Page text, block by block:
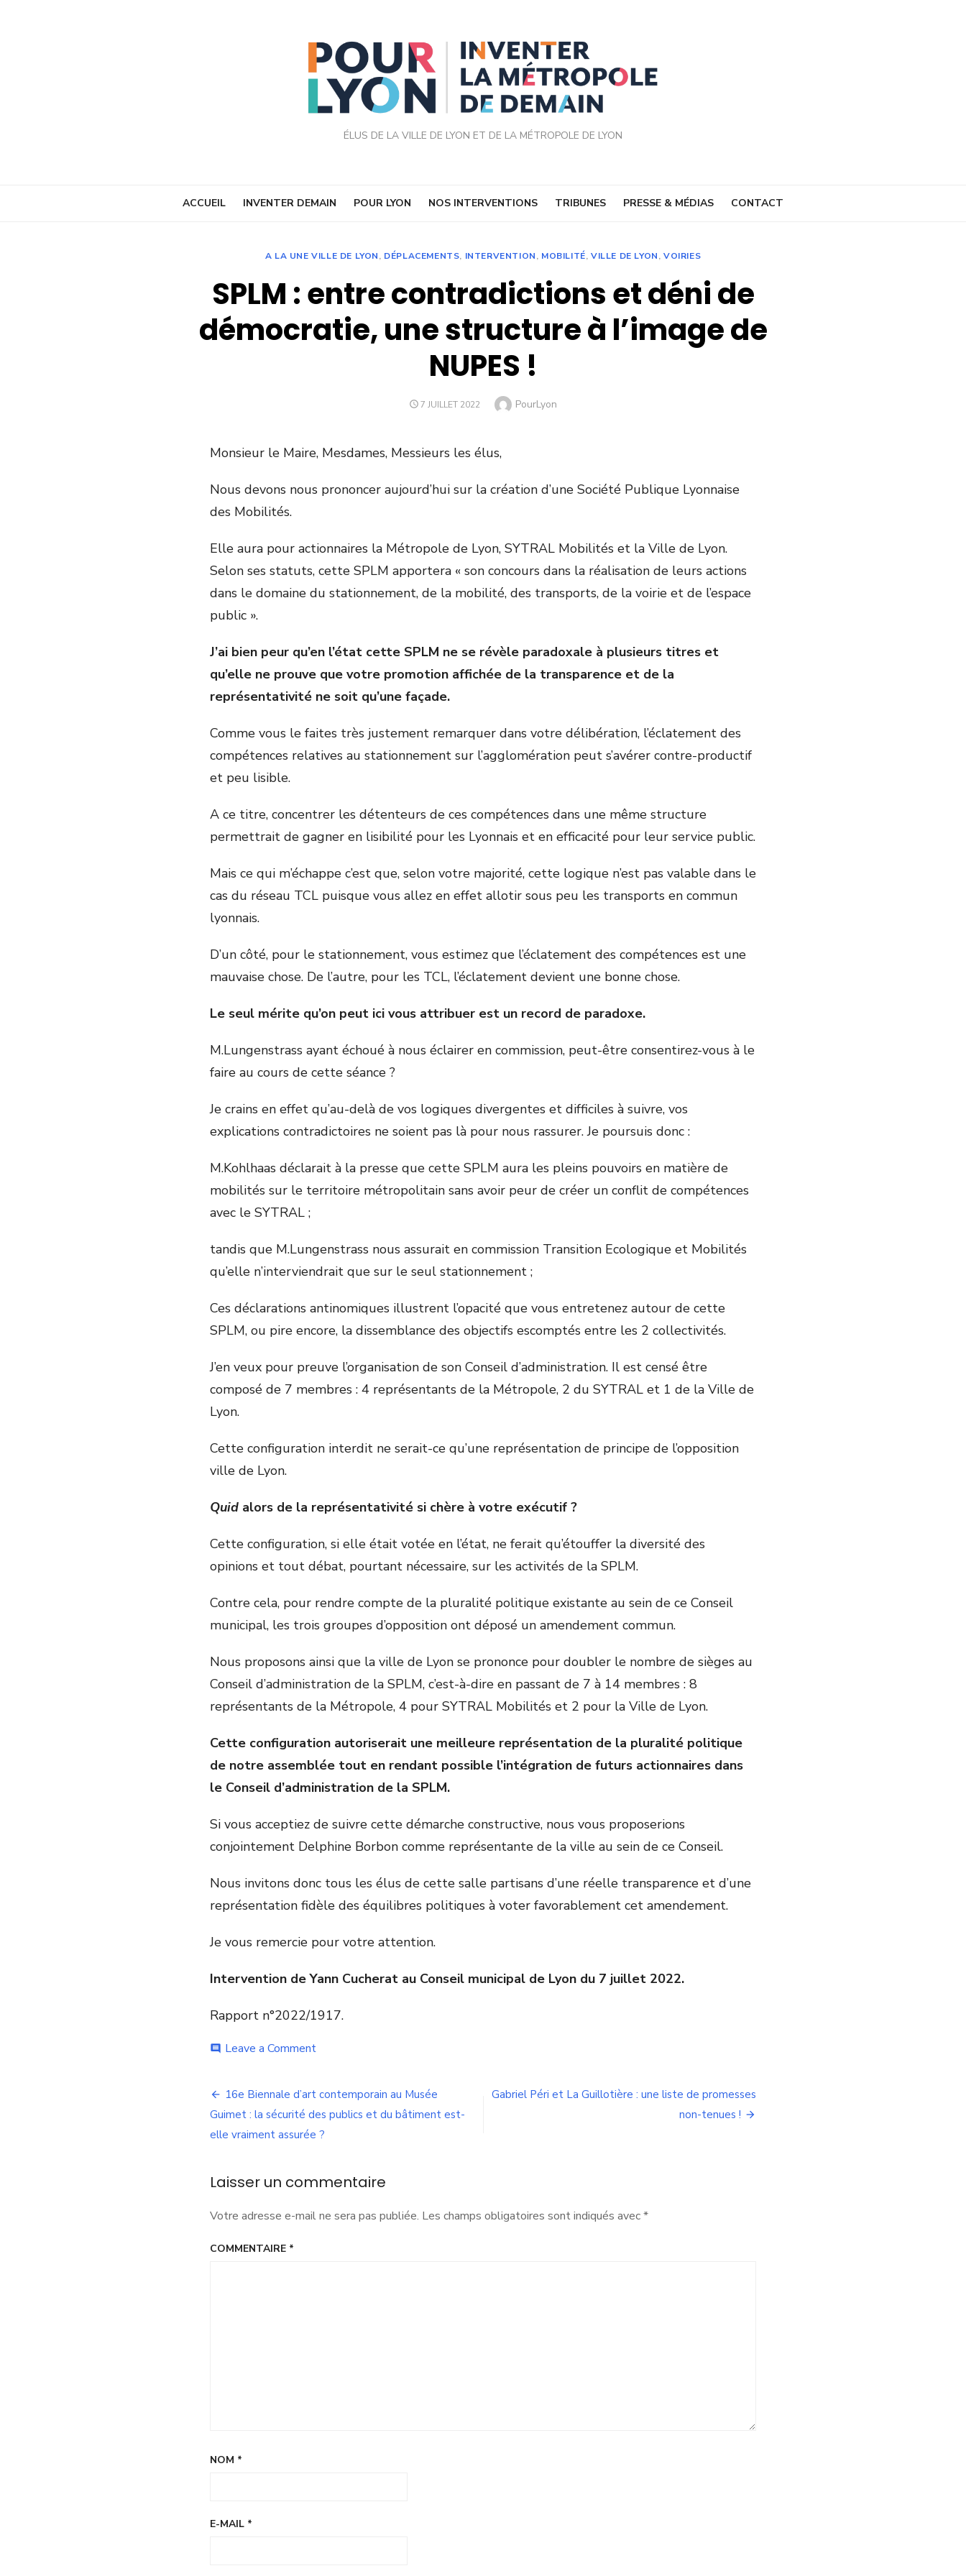
ÉLUS DE LA VILLE DE LYON ET DE LA MÉTROPOLE DE LYON
ACCUEIL INVENTER DEMAIN POUR LYON NOS INTERVENTIONS TRIBUNES PRESSE & MÉDIAS CONTACT
A LA UNE VILLE DE LYON, DÉPLACEMENTS, INTERVENTION, MOBILITÉ, VILLE DE LYON,VOIRIES
SPLM : entre contradictions et déni de
démocratie, une structure à l’image de
NUPES !
POSTED
7 JUILLET 2022 Author
PourLyon
Monsieur le Maire, Mesdames, Messieurs les élus,
Nous devons nous prononcer aujourd’hui sur la création d’une Société Publique Lyonnaise
des Mobilités.
Elle aura pour actionnaires la Métropole de Lyon, SYTRAL Mobilités et la Ville de Lyon.
Selon ses statuts, cette SPLM apportera « son concours dans la réalisation de leurs actions
dans le domaine du stationnement, de la mobilité, des transports, de la voirie et de l’espace
public ».
J’ai bien peur qu’en l’état cette SPLM ne se révèle paradoxale à plusieurs titres et
qu’elle ne prouve que votre promotion affichée de la transparence et de la
représentativité ne soit qu’une façade.
Comme vous le faites très justement remarquer dans votre délibération, l’éclatement des
compétences relatives au stationnement sur l’agglomération peut s’avérer contre-productif
et peu lisible.
A ce titre, concentrer les détenteurs de ces compétences dans une même structure
permettrait de gagner en lisibilité pour les Lyonnais et en efficacité pour leur service public.
Mais ce qui m’échappe c’est que, selon votre majorité, cette logique n’est pas valable dans le
cas du réseau TCL puisque vous allez en effet allotir sous peu les transports en commun
lyonnais.
D’un côté, pour le stationnement, vous estimez que l’éclatement des compétences est une
mauvaise chose. De l’autre, pour les TCL, l’éclatement devient une bonne chose.
Le seul mérite qu’on peut ici vous attribuer est un record de paradoxe.
M.Lungenstrass ayant échoué à nous éclairer en commission, peut-être consentirez-vous à le
faire au cours de cette séance ?
Je crains en effet qu’au-delà de vos logiques divergentes et difficiles à suivre, vos
explications contradictoires ne soient pas là pour nous rassurer. Je poursuis donc :
M.Kohlhaas déclarait à la presse que cette SPLM aura les pleins pouvoirs en matière de
mobilités sur le territoire métropolitain sans avoir peur de créer un conflit de compétences
avec le SYTRAL ;
tandis que M.Lungenstrass nous assurait en commission Transition Ecologique et Mobilités
qu’elle n’interviendrait que sur le seul stationnement ;
Ces déclarations antinomiques illustrent l’opacité que vous entretenez autour de cette
SPLM, ou pire encore, la dissemblance des objectifs escomptés entre les 2 collectivités.
J’en veux pour preuve l’organisation de son Conseil d’administration. Il est censé être
composé de 7 membres : 4 représentants de la Métropole, 2 du SYTRAL et 1 de la Ville de
Lyon.
Cette configuration interdit ne serait-ce qu’une représentation de principe de l’opposition
ville de Lyon.
Quid alors de la représentativité si chère à votre exécutif ?
Cette configuration, si elle était votée en l’état, ne ferait qu’étouffer la diversité des
opinions et tout débat, pourtant nécessaire, sur les activités de la SPLM.
Contre cela, pour rendre compte de la pluralité politique existante au sein de ce Conseil
municipal, les trois groupes d’opposition ont déposé un amendement commun.
Nous proposons ainsi que la ville de Lyon se prononce pour doubler le nombre de sièges au
Conseil d’administration de la SPLM, c’est-à-dire en passant de 7 à 14 membres : 8
représentants de la Métropole, 4 pour SYTRAL Mobilités et 2 pour la Ville de Lyon.
Cette configuration autoriserait une meilleure représentation de la pluralité politique
de notre assemblée tout en rendant possible l’intégration de futurs actionnaires dans
le Conseil d’administration de la SPLM.
Si vous acceptiez de suivre cette démarche constructive, nous vous proposerions
conjointement Delphine Borbon comme représentante de la ville au sein de ce Conseil.
Nous invitons donc tous les élus de cette salle partisans d’une réelle transparence et d’une
représentation fidèle des équilibres politiques à voter favorablement cet amendement.
Je vous remercie pour votre attention.
Intervention de Yann Cucherat au Conseil municipal de Lyon du 7 juillet 2022.
Rapport n°2022/1917.
comment Leave a Commenton
entre
contradictions
et
déni
une
structure
l’image
Navigation
de
l’article
16e Biennale d’art contemporain au Musée
Guimet : la sécurité des publics et du bâtiment est-
elle vraiment assurée ?
Gabriel Péri et La Guillotière : une liste de promesses
non-tenues !
Laisser un commentaire
Votre adresse e-mail ne sera pas publiée. Les champs obligatoires sont indiqués avec*
COMMENTAIRE *
NOM *
E-MAIL *